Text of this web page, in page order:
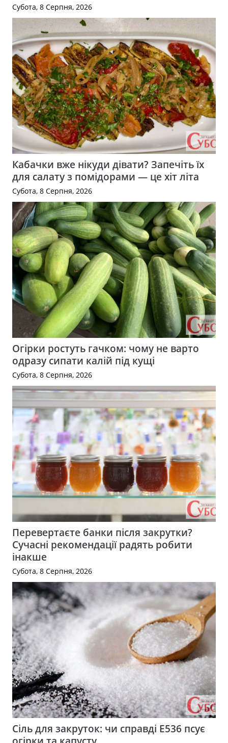
Субота, 8 Серпня, 2026
Кабачки вже нікуди дівати? Запечіть їх
для салату з помідорами — це хіт літа
Субота, 8 Серпня, 2026
Огірки ростуть гачком: чому не варто
одразу сипати калій під кущі
Субота, 8 Серпня, 2026
Перевертаєте банки після закрутки?
Сучасні рекомендації радять робити
інакше
Субота, 8 Серпня, 2026
Сіль для закруток: чи справді Е536 псує